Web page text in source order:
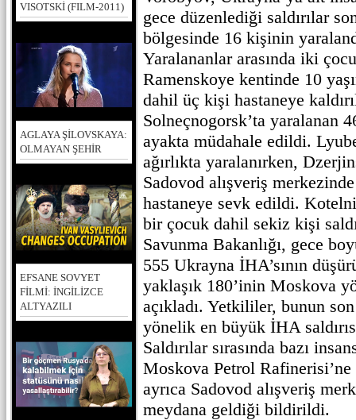
VISOTSKİ (FILM-2011)
AGLAYA ŞİLOVSKAYA:
OLMAYAN ŞEHİR
EFSANE SOVYET
FİLMİ: İNGİLİZCE
ALTYAZILI
gece düzenlediği saldırılar
bölgesinde 16 kişinin
Yaralananlar arasında iki
Ramenskoye kentinde 10
dahil üç kişi hastaneye
Solneçnogorsk’ta yaralanan
ayakta müdahale edildi.
ağırlıkta yaralanırken,
Sadovod alışveriş
hastaneye sevk edildi.
bir çocuk dahil sekiz kişi
Savunma Bakanlığı, gece
555 Ukrayna İHA’sının
yaklaşık 180’inin Moskova
açıkladı. Yetkililer, bunun
yönelik en büyük İHA
Saldırılar sırasında bazı
Moskova Petrol Rafinerisi’ne
ayrıca Sadovod alışveriş
meydana geldiği bildirildi.